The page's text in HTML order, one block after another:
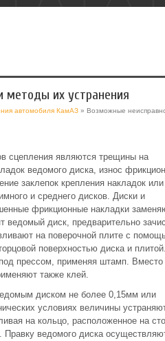
методы их устранения
автомобиля КамАЗ » Возможные
сцепления являются трещины на
ведомого диска, износ
заклепок крепления накладок или
и среднего дисков. Диски и
фрикционные накладки
ведомый диск, предварительно
на поверочной плите с
поверхностью диска и плитой.
прессом, применяя штамп. Вместо
также клей.
диском не более 0,15мм или
условиях величины
на кольцо, расположенное на
Правку ведомого диска